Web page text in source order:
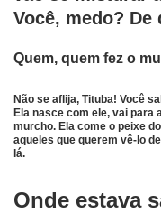
Você, medo? De
Quem, quem fez o
Não se aflija, Tituba! Você
Ela nasce com ele, vai para
murcho. Ela come o peixe
aqueles que querem vê-lo
lá.
Onde estava